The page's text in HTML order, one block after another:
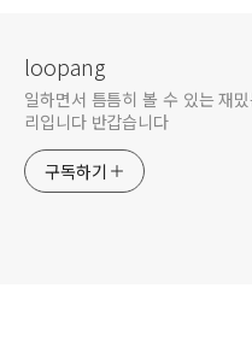
loopang
일하면서 틈틈히 볼 수 있는 재
리입니다 반갑습니다
구독하기